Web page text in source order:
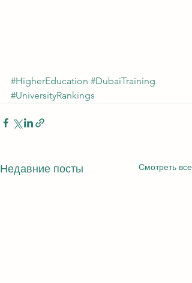
#HigherEducation #DubaiTraining
#UniversityRankings
Недавние посты Смотреть все